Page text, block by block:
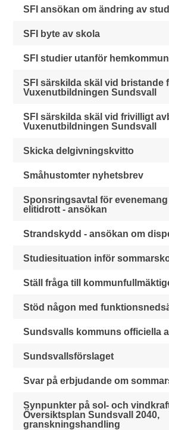
SFI ansökan om ändring av
SFI byte av skola
SFI studier utanför
SFI särskilda skäl vid bristande
Vuxenutbildningen Sundsvall
SFI särskilda skäl vid frivilligt
Vuxenutbildningen Sundsvall
Skicka delgivningskvitto
Småhustomter nyhetsbrev
Sponsringsavtal för
elitidrott - ansökan
Strandskydd - ansökan om
Studiesituation inför
Ställ fråga till
Stöd någon med
Sundsvalls kommuns officiella
Sundsvallsförslaget
Svar på erbjudande om
Synpunkter på sol- och
Översiktsplan Sundsvall 2040,
granskningshandling